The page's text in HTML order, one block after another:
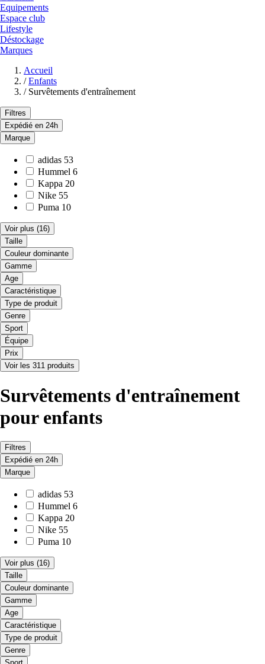
Equipements
Espace club
Lifestyle
Déstockage
Marques
Accueil
/ Enfants
/ Survêtements d'entraînement
Filtres
Expédié en 24h
Marque
adidas 53
Hummel 6
Kappa 20
Nike 55
Puma 10
Voir plus (16)
Taille
Couleur dominante
Gamme
Age
Caractéristique
Type de produit
Genre
Sport
Équipe
Prix
Voir les 311 produits
Survêtements d'entraînement
pour enfants
Filtres
Expédié en 24h
Marque
adidas 53
Hummel 6
Kappa 20
Nike 55
Puma 10
Voir plus (16)
Taille
Couleur dominante
Gamme
Age
Caractéristique
Type de produit
Genre